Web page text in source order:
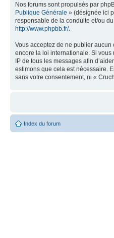
Nos forums sont propulsés par
Publique Générale » (désignée ici
responsable de la conduite et/ou
http://www.phpbb.fr/.
Vous acceptez de ne publier
encore la loi internationale. Si vous
IP de tous les messages afin
estimons que cela est nécessaire.
sans votre consentement, ni «
Index du forum